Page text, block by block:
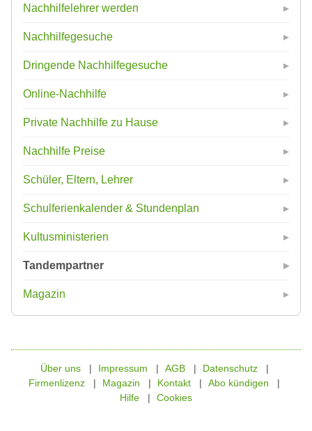
Nachhilfelehrer werden
Nachhilfegesuche
Dringende Nachhilfegesuche
Online-Nachhilfe
Private Nachhilfe zu Hause
Nachhilfe Preise
Schüler, Eltern, Lehrer
Schulferienkalender & Stundenplan
Kultusministerien
Tandempartner
Magazin
Über uns Impressum AGB
Datenschutz
Firmenlizenz
Magazin Kontakt
Abo kündigen
Hilfe
Cookies